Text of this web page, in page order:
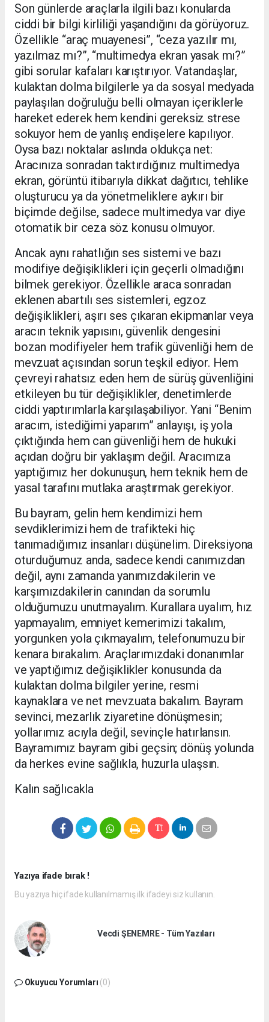
Son günlerde araçlarla ilgili bazı konularda
ciddi bir bilgi kirliliği yaşandığını da görüyoruz.
Özellikle “araç muayenesi”, “ceza yazılır mı,
yazılmaz mı?”, “multimedya ekran yasak mı?”
gibi sorular kafaları karıştırıyor. Vatandaşlar,
kulaktan dolma bilgilerle ya da sosyal medyada
paylaşılan doğruluğu belli olmayan içeriklerle
hareket ederek hem kendini gereksiz strese
sokuyor hem de yanlış endişelere kapılıyor.
Oysa bazı noktalar aslında oldukça net:
Aracınıza sonradan taktırdığınız multimedya
ekran, görüntü itibarıyla dikkat dağıtıcı, tehlike
oluşturucu ya da yönetmeliklere aykırı bir
biçimde değilse, sadece multimedya var diye
otomatik bir ceza söz konusu olmuyor.
Ancak aynı rahatlığın ses sistemi ve bazı
modifiye değişiklikleri için geçerli olmadığını
bilmek gerekiyor. Özellikle araca sonradan
eklenen abartılı ses sistemleri, egzoz
değişiklikleri, aşırı ses çıkaran ekipmanlar veya
aracın teknik yapısını, güvenlik dengesini
bozan modifiyeler hem trafik güvenliği hem de
mevzuat açısından sorun teşkil ediyor. Hem
çevreyi rahatsız eden hem de sürüş güvenliğini
etkileyen bu tür değişiklikler, denetimlerde
ciddi yaptırımlarla karşılaşabiliyor. Yani “Benim
aracım, istediğimi yaparım” anlayışı, iş yola
çıktığında hem can güvenliği hem de hukuki
açıdan doğru bir yaklaşım değil. Aracımıza
yaptığımız her dokunuşun, hem teknik hem de
yasal tarafını mutlaka araştırmak gerekiyor.
Bu bayram, gelin hem kendimizi hem
sevdiklerimizi hem de trafikteki hiç
tanımadığımız insanları düşünelim. Direksiyona
oturduğumuz anda, sadece kendi canımızdan
değil, aynı zamanda yanımızdakilerin ve
karşımızdakilerin canından da sorumlu
olduğumuzu unutmayalım. Kurallara uyalım, hız
yapmayalım, emniyet kemerimizi takalım,
yorgunken yola çıkmayalım, telefonumuzu bir
kenara bırakalım. Araçlarımızdaki donanımlar
ve yaptığımız değişiklikler konusunda da
kulaktan dolma bilgiler yerine, resmi
kaynaklara ve net mevzuata bakalım. Bayram
sevinci, mezarlık ziyaretine dönüşmesin;
yollarımız acıyla değil, sevinçle hatırlansın.
Bayramımız bayram gibi geçsin; dönüş yolunda
da herkes evine sağlıkla, huzurla ulaşsın.
Kalın sağlıcakla
Yazıya ifade bırak !
Bu yazıya hiç ifade kullanılmamış ilk ifadeyi siz kullanın.
Vecdi ŞENEMRE - Tüm Yazıları
Okuyucu Yorumları (0)